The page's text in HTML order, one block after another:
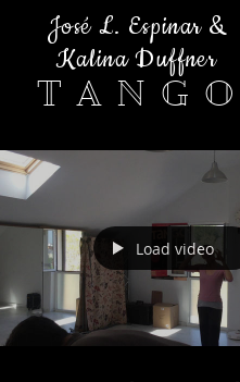
José L. Espinar &
Kalina Duffner
T A N G O
Load video